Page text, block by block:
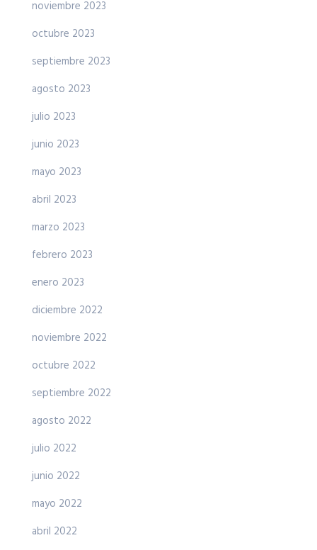
noviembre 2023
octubre 2023
septiembre 2023
agosto 2023
julio 2023
junio 2023
mayo 2023
abril 2023
marzo 2023
febrero 2023
enero 2023
diciembre 2022
noviembre 2022
octubre 2022
septiembre 2022
agosto 2022
julio 2022
junio 2022
mayo 2022
abril 2022